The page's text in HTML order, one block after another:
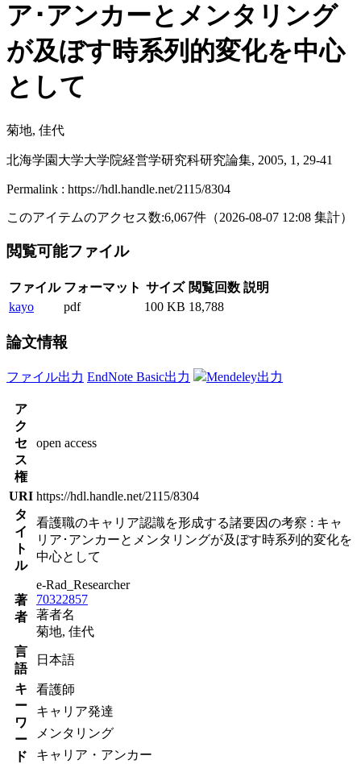
ア･アンカーとメンタリング
が及ぼす時系列的変化を中心
として
菊地, 佳代
北海学園大学大学院経営学研究科研究論集, 2005, 1, 29-41
Permalink : https://hdl.handle.net/2115/8304
このアイテムのアクセス数:6,067件 （2026-08-07 12:08 集計）
閲覧可能ファイル
ファイル フォーマット サイズ 閲覧回数 説明
kayo
pdf 100 KB 18,788
論文情報
ファイル出力 EndNote Basic出力 Mendeley出力
ア
ク
セ
ス
権
open access
URI https://hdl.handle.net/2115/8304
タ
イ
ト
ル
看護職のキャリア認識を形成する諸要因の考察 : キャ
リア･アンカーとメンタリングが及ぼす時系列的変化を
中心として
著
者
e-Rad_Researcher
70322857
著者名
菊地, 佳代
言
語
日本語
キ
ー
ワ
ー
ド
看護師
キャリア発達
メンタリング
キャリア・アンカー